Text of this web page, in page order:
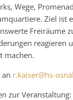
Wege,
Ziel ist
Freiräume
reagieren
machen.
r.kaiser@hs-
zur Veranstaltung: